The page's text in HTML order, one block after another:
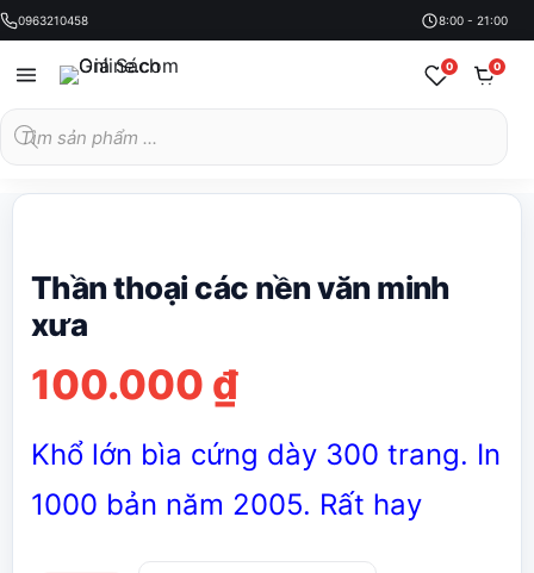
0963210458 8:00 - 21:00
kiếm
sản
0 0
Thần thoại các nền văn minh
xưa
100.000 ₫
Khổ lớn bìa cứng dày 300 trang. In
1000 bản năm 2005. Rất hay